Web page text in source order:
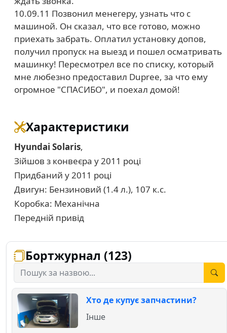
10.09.11 Позвонил менегеру, узнать что с
машиной. Он сказал, что все готово, можно
приехать забрать. Оплатил установку допов,
получил пропуск на выезд и пошел осматривать
машинку! Пересмотрел все по списку, который
мне любезно предоставил Dupree, за что ему
огромное "СПАСИБО", и поехал домой!
Характеристики
Hyundai Solaris,
Зійшов з конвеєра у 2011 році
Придбаний у 2011 році
Двигун: Бензиновий (1.4 л.), 107 к.с.
Коробка: Механічна
Передній привід
Бортжурнал (123)
Хто де купує запчастини?
Інше